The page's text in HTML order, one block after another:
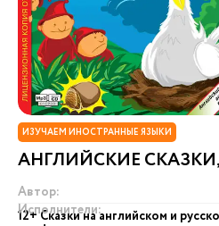
ИЗУЧАЕМ ИНОСТРАННЫЕ ЯЗЫКИ
АНГЛИЙСКИЕ
Автор:
Исполнители:
12+ Сказки на английском и